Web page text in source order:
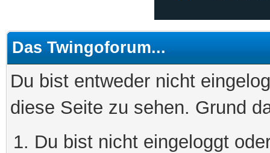
Das Twingoforum...
Du bist entweder nicht
diese Seite zu sehen. Grund
Du bist nicht eingeloggt